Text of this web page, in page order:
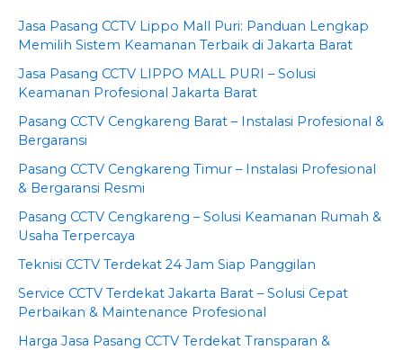
Jasa Pasang CCTV Lippo Mall Puri: Panduan Lengkap
Memilih Sistem Keamanan Terbaik di Jakarta Barat
Jasa Pasang CCTV LIPPO MALL PURI – Solusi
Keamanan Profesional Jakarta Barat
Pasang CCTV Cengkareng Barat – Instalasi Profesional &
Bergaransi
Pasang CCTV Cengkareng Timur – Instalasi Profesional
& Bergaransi Resmi
Pasang CCTV Cengkareng – Solusi Keamanan Rumah &
Usaha Terpercaya
Teknisi CCTV Terdekat 24 Jam Siap Panggilan
Service CCTV Terdekat Jakarta Barat – Solusi Cepat
Perbaikan & Maintenance Profesional
Harga Jasa Pasang CCTV Terdekat Transparan &